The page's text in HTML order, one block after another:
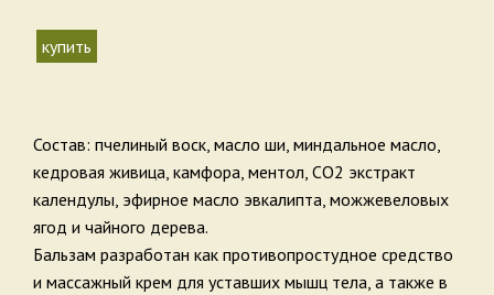
купить
Состав: пчелиный воск, масло ши, миндальное масло,
кедровая живица, камфора, ментол, СО2 экстракт
календулы, эфирное масло эвкалипта, можжевеловых
ягод и чайного дерева.
Бальзам разработан как противопростудное средство
и массажный крем для уставших мышц тела, а также в